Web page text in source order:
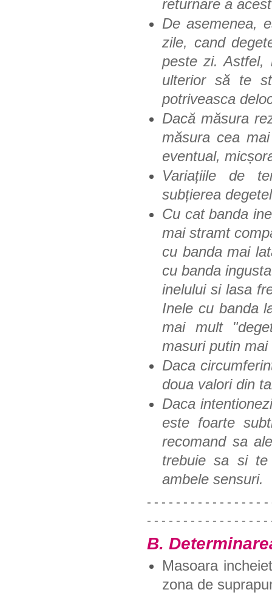
returnare a
De asemenea,
zile, cand
peste zi. Astfel,
ulterior să te
potriveasca
Dacă măsura
măsura cea
eventual,
Variațiile de
subțierea
Cu cat banda
mai stramt
cu banda mai
cu banda
inelului si lasa
Inele cu banda
mai mult
masuri putin mai
Daca
doua valori din
Daca
este foarte
recomand sa
trebuie sa si
ambele sensuri.
- - - - - - - - - - - - - - - -
- - - - - - - - - - - - - - - -
B.
Masoara
zona de